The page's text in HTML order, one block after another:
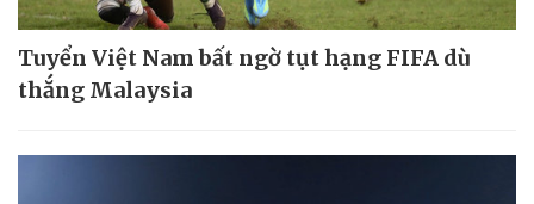
Tuyển Việt Nam bất ngờ tụt hạng FIFA dù
thắng Malaysia